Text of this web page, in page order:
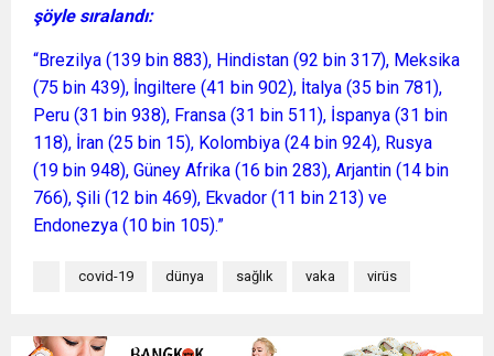
şöyle sıralandı:
“Brezilya (139 bin 883), Hindistan (92 bin 317), Meksika
(75 bin 439), İngiltere (41 bin 902), İtalya (35 bin 781),
Peru (31 bin 938), Fransa (31 bin 511), İspanya (31 bin
118), İran (25 bin 15), Kolombiya (24 bin 924), Rusya
(19 bin 948), Güney Afrika (16 bin 283), Arjantin (14 bin
766), Şili (12 bin 469), Ekvador (11 bin 213) ve
Endonezya (10 bin 105).”
covid-19 dünya sağlık vaka virüs